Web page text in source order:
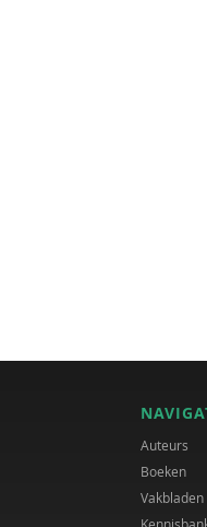
Auteurs
Boeken
Vakbladen